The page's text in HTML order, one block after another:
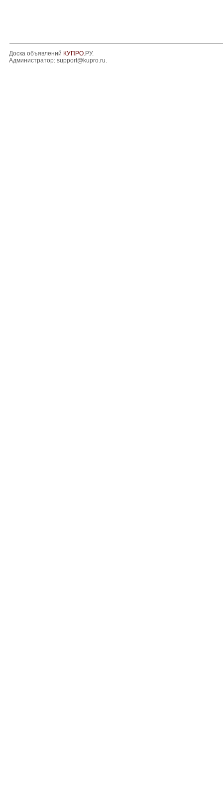
Доска объявлений КУПРО.РУ.
Администратор: support@kupro.ru.